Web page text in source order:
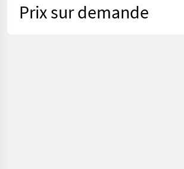
Prix sur demande